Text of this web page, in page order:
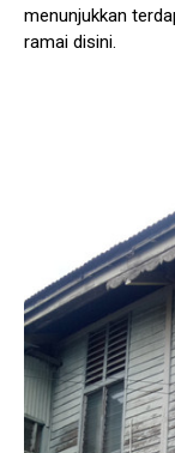
menunjukkan
ramai disini.